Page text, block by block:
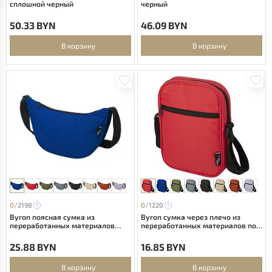
сплошной черный
50.33 BYN
В корзину
черный
46.09 BYN
В корзину
0/2198
Byron поясная сумка из
переработанных материалов
25.88 BYN
В корзину
0/1220
Byron сумка через плечо из
переработанных материалов по
Красный
16.85 BYN
В корзину